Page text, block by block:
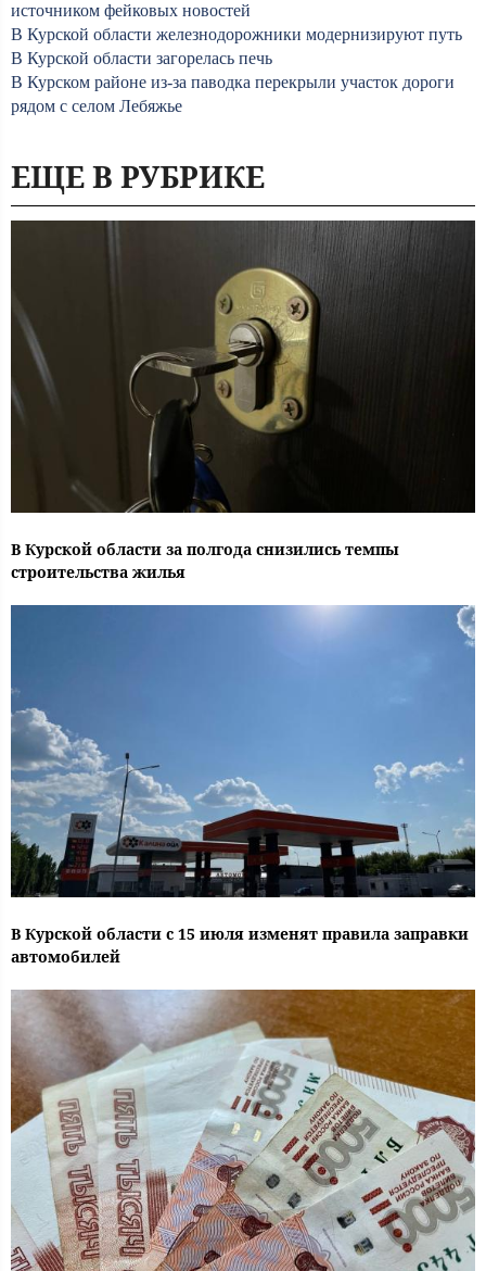
источником фейковых новостей
В Курской области железнодорожники модернизируют путь
В Курской области загорелась печь
В Курском районе из-за паводка перекрыли участок дороги
рядом с селом Лебяжье
ЕЩЕ В РУБРИКЕ
В Курской области за полгода снизились темпы
строительства жилья
В Курской области с 15 июля изменят правила заправки
автомобилей